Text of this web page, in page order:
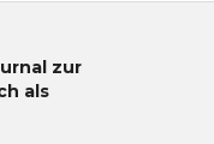
zur
als